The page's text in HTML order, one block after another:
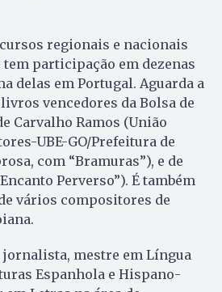
regionais e nacionais
tem participação em dezenas
delas em Portugal. Aguarda a
vencedores da Bolsa de
Carvalho Ramos (União
UBE-GO/Prefeitura de
com “Bramuras”), e de
Perverso”). É também
vários compositores de
jornalista, mestre em Língua
Espanhola e Hispano-